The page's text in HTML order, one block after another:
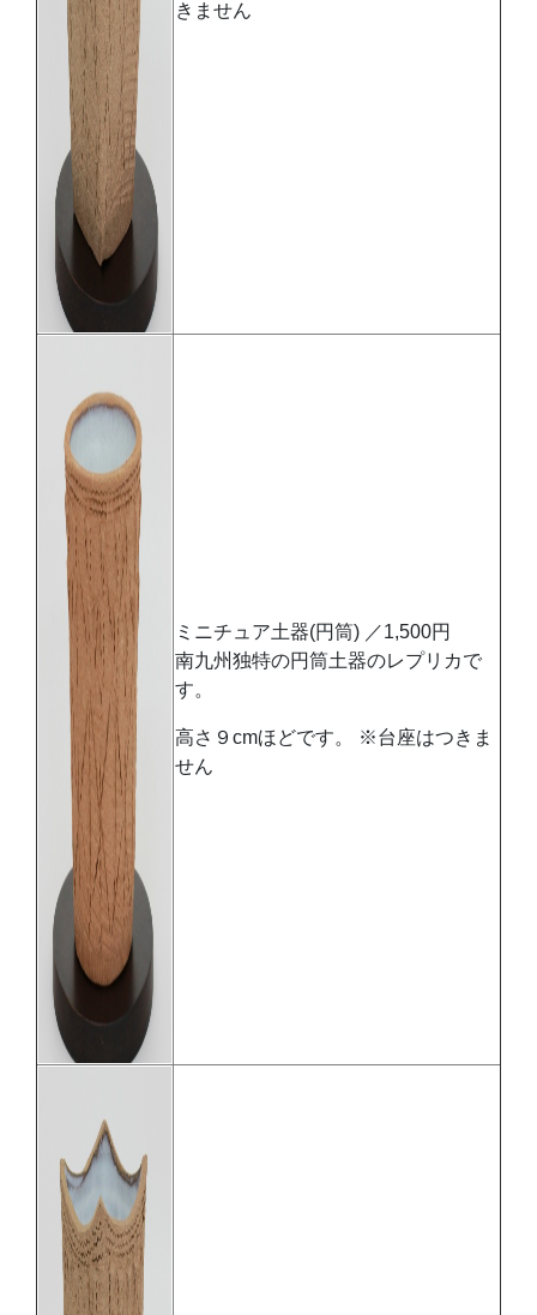
きません
ミニチュア土器(円筒) ／1,500円
南九州独特の円筒土器のレプリカで
す。
高さ９cmほどです。 ※台座はつきま
せん